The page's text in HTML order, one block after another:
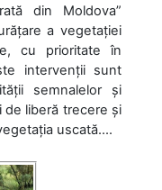
din Moldova”
a vegetației
cu prioritate în
intervenții sunt
semnalelor și
de liberă trecere și
uscată....